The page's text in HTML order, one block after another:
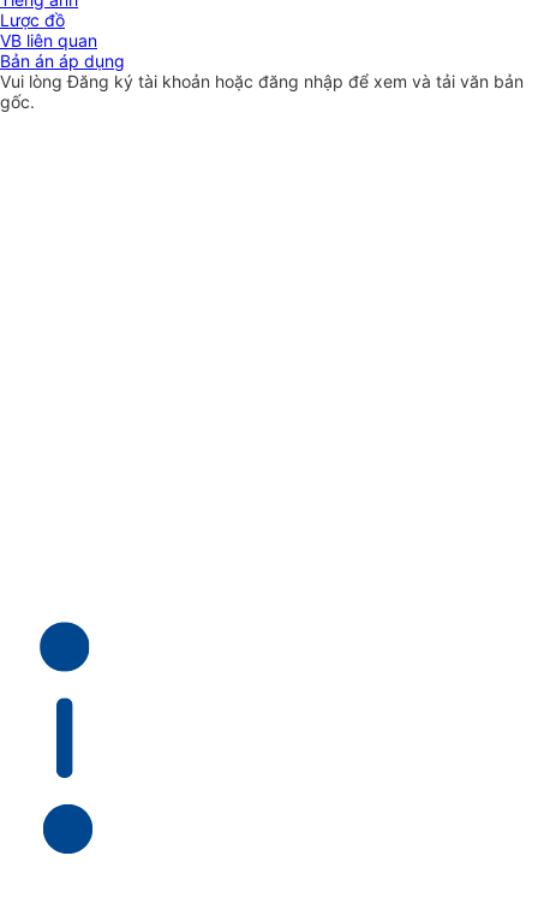
Lược đồ
VB liên quan
Bản án áp dụng
Vui lòngĐăng ký tài khoản hoặc đăng nhập để xem và tải văn bản
gốc.